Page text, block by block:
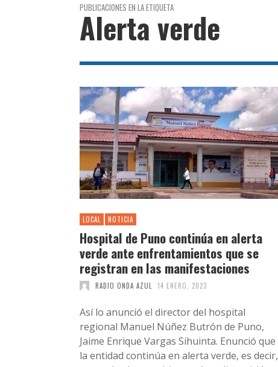
PUBLICACIONES EN LA ETIQUETA
Alerta verde
LOCAL NOTICIA
Hospital de Puno continúa en alerta
verde ante enfrentamientos que se
registran en las manifestaciones
RADIO ONDA AZUL 14 ENERO, 2023
Así lo anunció el director del hospital
regional Manuel Núñez Butrón de Puno,
Jaime Enrique Vargas Sihuinta. Enunció que
la entidad continúa en alerta verde, es decir,